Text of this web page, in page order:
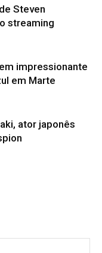
Steven
streaming
impressionante
em Marte
ator japonês